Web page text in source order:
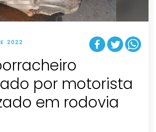
2022
por motorista
em rodovia